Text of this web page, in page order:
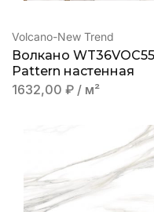
Volcano-New Trend
Волкано WT36VOC55
Pattern настенная
1632,00 ₽ / м²